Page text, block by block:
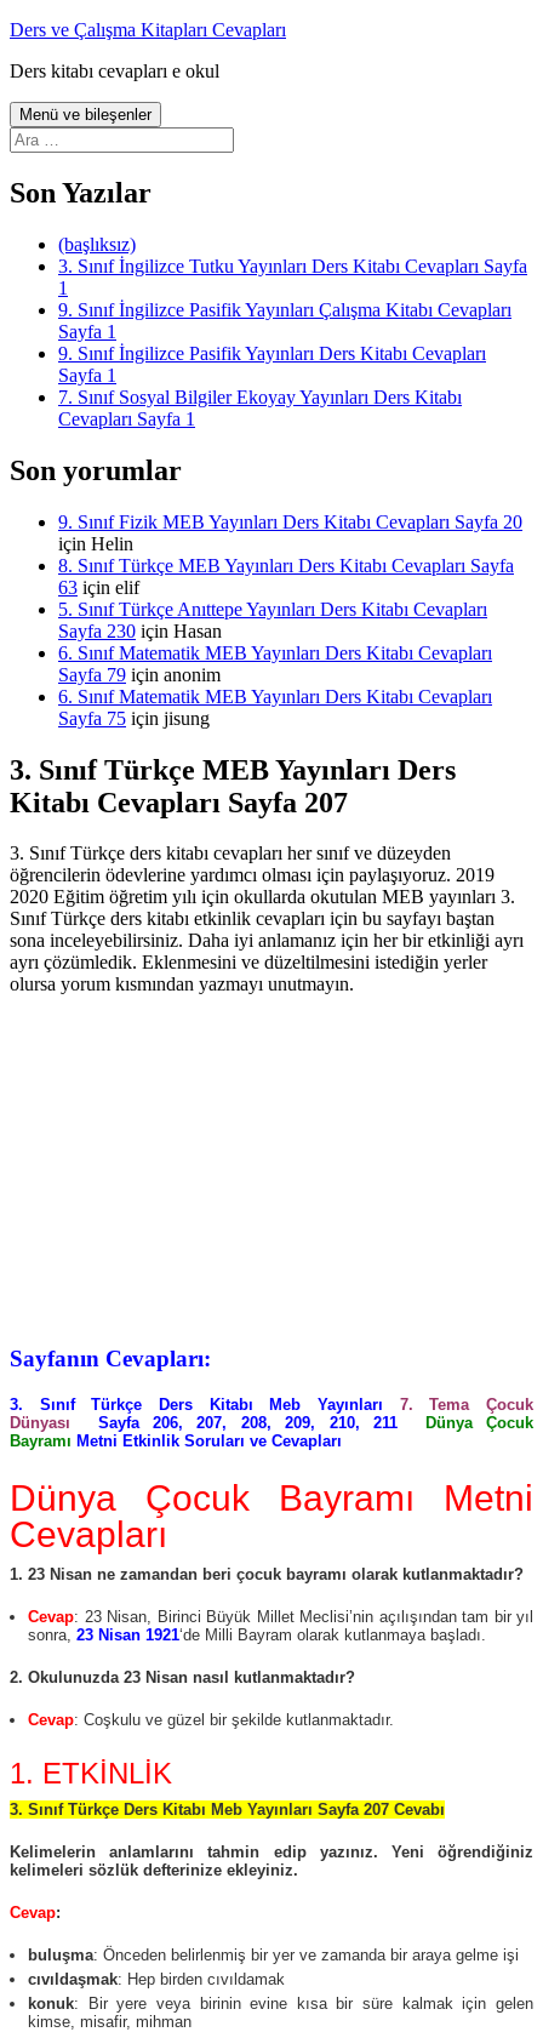
İçeriğe
Ders ve Çalışma Kitapları Cevapları
Ders kitabı cevapları e okul
Menü ve bileşenler
Arama:
Son Yazılar
(başlıksız)
3. Sınıf İngilizce Tutku Yayınları Ders Kitabı Cevapları Sayfa
1
9. Sınıf İngilizce Pasifik Yayınları Çalışma Kitabı Cevapları
Sayfa 1
9. Sınıf İngilizce Pasifik Yayınları Ders Kitabı Cevapları
Sayfa 1
7. Sınıf Sosyal Bilgiler Ekoyay Yayınları Ders Kitabı
Cevapları Sayfa 1
Son yorumlar
9. Sınıf Fizik MEB Yayınları Ders Kitabı Cevapları Sayfa 20
için Helin
8. Sınıf Türkçe MEB Yayınları Ders Kitabı Cevapları Sayfa
63 için elif
5. Sınıf Türkçe Anıttepe Yayınları Ders Kitabı Cevapları
Sayfa 230 için Hasan
6. Sınıf Matematik MEB Yayınları Ders Kitabı Cevapları
Sayfa 79 için anonim
6. Sınıf Matematik MEB Yayınları Ders Kitabı Cevapları
Sayfa 75 için jisung
3. Sınıf Türkçe MEB Yayınları Ders
Kitabı Cevapları Sayfa 207
3. Sınıf Türkçe ders kitabı cevapları her sınıf ve düzeyden
öğrencilerin ödevlerine yardımcı olması için paylaşıyoruz. 2019
2020 Eğitim öğretim yılı için okullarda okutulan MEB yayınları 3.
Sınıf Türkçe ders kitabı etkinlik cevapları için bu sayfayı baştan
sona inceleyebilirsiniz. Daha iyi anlamanız için her bir etkinliği ayrı
ayrı çözümledik. Eklenmesini ve düzeltilmesini istediğin yerler
olursa yorum kısmından yazmayı unutmayın.
Sayfanın Cevapları:
3. Sınıf Türkçe Ders Kitabı Meb Yayınları 7. Tema Çocuk
Dünyası
Sayfa 206, 207, 208, 209, 210, 211
Dünya Çocuk
Bayramı Metni Etkinlik Soruları ve Cevapları
Dünya Çocuk Bayramı Metni
Cevapları
1. 23 Nisan ne zamandan beri çocuk bayramı olarak kutlanmaktadır?
Cevap: 23 Nisan, Birinci Büyük Millet Meclisi’nin açılışından tam bir yıl
sonra, 23 Nisan 1921‘de Milli Bayram olarak kutlanmaya başladı.
2. Okulunuzda 23 Nisan nasıl kutlanmaktadır?
Cevap: Coşkulu ve güzel bir şekilde kutlanmaktadır.
1. ETKİNLİK
3. Sınıf Türkçe Ders Kitabı Meb Yayınları Sayfa 207 Cevabı
Kelimelerin anlamlarını tahmin edip yazınız. Yeni öğrendiğiniz
kelimeleri sözlük defterinize ekleyiniz.
Cevap:
buluşma: Önceden belirlenmiş bir yer ve zamanda bir araya gelme işi
cıvıldaşmak: Hep birden cıvıldamak
konuk: Bir yere veya birinin evine kısa bir süre kalmak için gelen
kimse, misafir, mihman